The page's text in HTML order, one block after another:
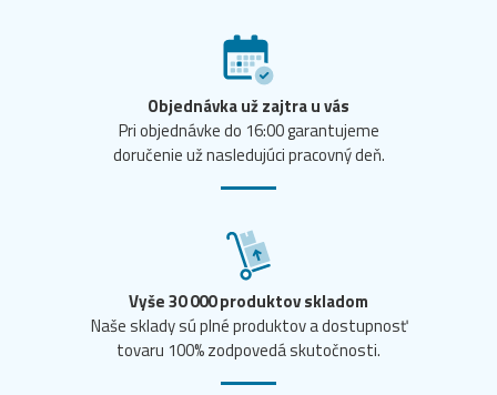
Objednávka už zajtra u vás
Pri objednávke do 16:00 garantujeme
doručenie už nasledujúci pracovný deň.
Vyše 30 000 produktov skladom
Naše sklady sú plné produktov a dostupnosť
tovaru 100% zodpovedá skutočnosti.